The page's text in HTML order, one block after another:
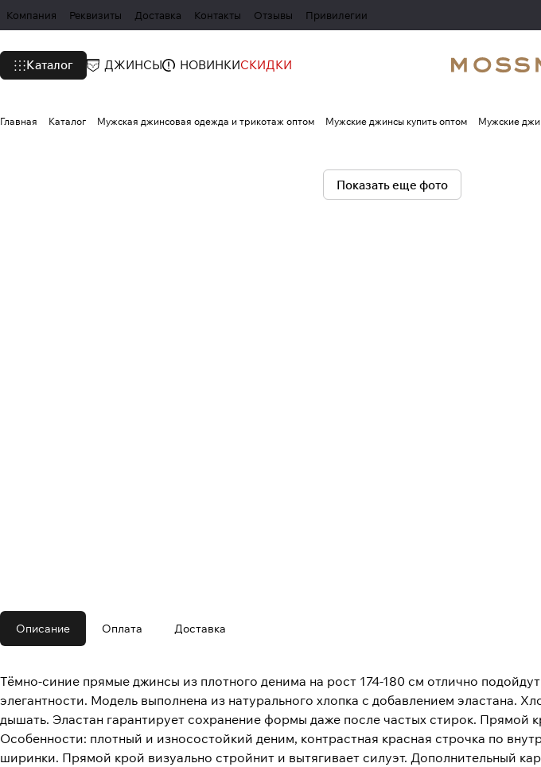
Компания Реквизиты Доставка Контакты Отзывы Привилегии
Каталог ДЖИНСЫ НОВИНКИСКИДКИ
Главная Каталог Мужская джинсовая одежда и трикотаж оптом Мужские джинсы купить оптом Мужские
Показать еще фото
Описание Оплата Доставка
Тёмно-синие прямые джинсы из плотного денима на рост 174-180 см отлично
элегантности. Модель выполнена из натурального хлопка с добавлением эластана.
дышать. Эластан гарантирует сохранение формы даже после частых стирок.
Особенности: плотный и износостойкий деним, контрастная красная строчка по
ширинки. Прямой крой визуально стройнит и вытягивает силуэт. Дополнительный